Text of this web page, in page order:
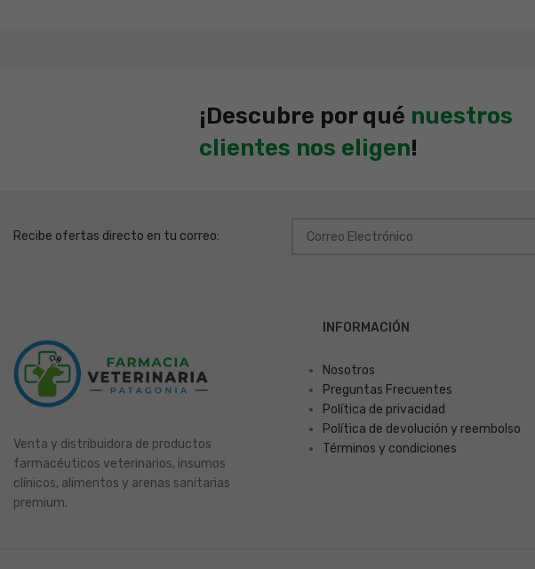
¡Descubre por qué nuestros
clientes nos eligen!
Recibe ofertas directo en tu correo:
Venta y distribuidora de productos
farmacéuticos veterinarios, insumos
clínicos, alimentos y arenas sanitarias
premium.
INFORMACIÓN
Nosotros
Preguntas Frecuentes
Política de privacidad
Política de devolución y reembolso
Términos y condiciones